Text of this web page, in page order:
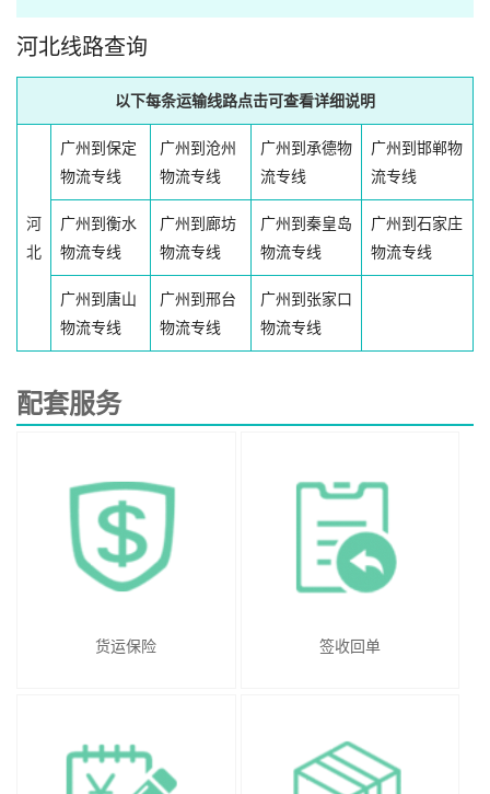
河北线路查询
以下每条运输线路点击可查看详细说明
河
北
广州到保定
物流专线
广州到沧州
物流专线
广州到承德物
流专线
广州到邯郸物
流专线
广州到衡水
物流专线
广州到廊坊
物流专线
广州到秦皇岛
物流专线
广州到石家庄
物流专线
广州到唐山
物流专线
广州到邢台
物流专线
广州到张家口
物流专线
配套服务
货运保险 签收回单